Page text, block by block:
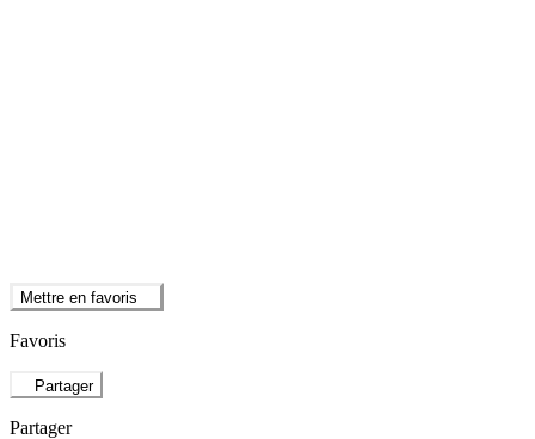
Mettre en favoris
Favoris
Partager
Partager